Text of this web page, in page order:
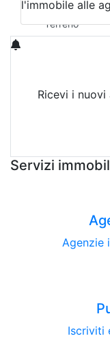
Terreno
Terreno
l'immobile alle
Ricevi i
Servizi
Agenzie
Iscriviti